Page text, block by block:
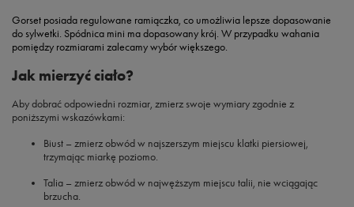
Gorset posiada regulowane ramiączka, co umożliwia lepsze dopasowanie
do sylwetki. Spódnica mini ma dopasowany krój. W przypadku wahania
pomiędzy rozmiarami zalecamy wybór większego.
Jak mierzyć ciało?
Aby dobrać odpowiedni rozmiar, zmierz swoje wymiary zgodnie z
poniższymi wskazówkami:
Biust – zmierz obwód w najszerszym miejscu klatki piersiowej,
trzymając miarkę poziomo.
Talia – zmierz obwód w najwęższym miejscu talii, nie wciągając
brzucha.